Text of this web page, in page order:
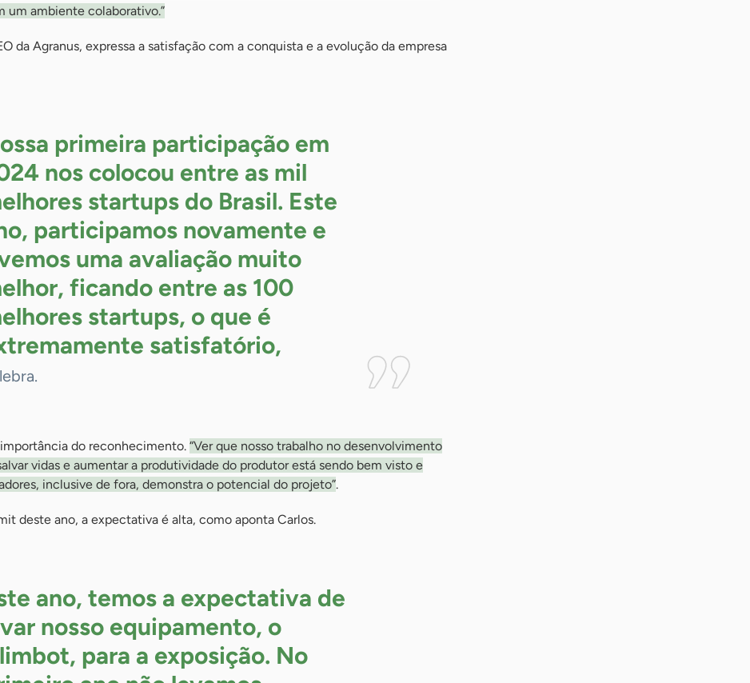
um ambiente colaborativo.”
da Agranus, expressa a satisfação com a conquista e a evolução da empresa
primeira participação em
nos colocou entre as mil
startups do Brasil. Este
participamos novamente e
uma avaliação muito
ficando entre as 100
startups, o que é
satisfatório,
do reconhecimento. “Ver que nosso trabalho no desenvolvimento
vidas e aumentar a produtividade do produtor está sendo bem visto e
inclusive de fora, demonstra o potencial do projeto”.
deste ano, a expectativa é alta, como aponta Carlos.
ano, temos a expectativa de
nosso equipamento, o
para a exposição. No